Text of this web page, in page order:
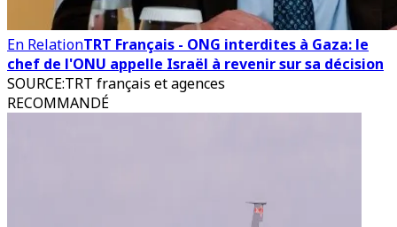
En RelationTRT Français - ONG interdites à Gaza: le
chef de l'ONU appelle Israël à revenir sur sa décision
SOURCE:TRT français et agences
RECOMMANDÉ